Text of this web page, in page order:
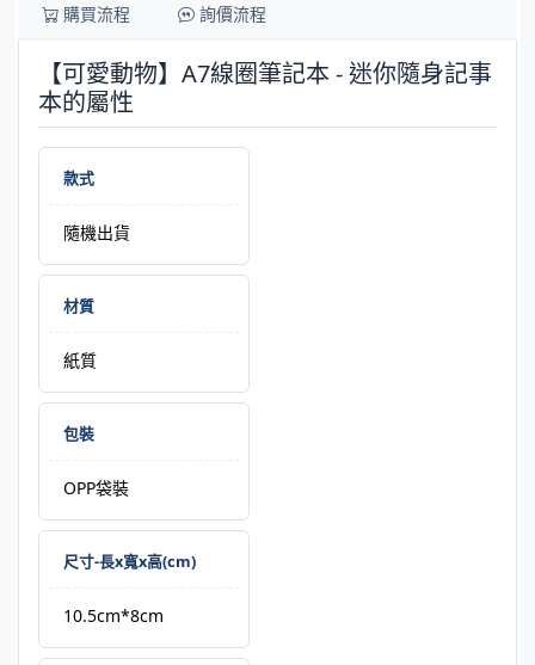
購買流程 詢價流程
【可愛動物】A7線圈筆記本 - 迷你隨身記事
本的屬性
款式
隨機出貨
材質
紙質
包裝
OPP袋裝
尺寸-長x寬x高(cm)
10.5cm*8cm